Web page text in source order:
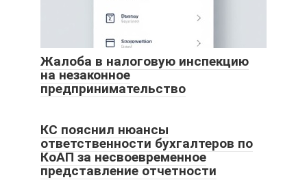
Жалоба в налоговую инспекцию
на незаконное
предпринимательство
КС пояснил нюансы
ответственности бухгалтеров по
КоАП за несвоевременное
представление отчетности